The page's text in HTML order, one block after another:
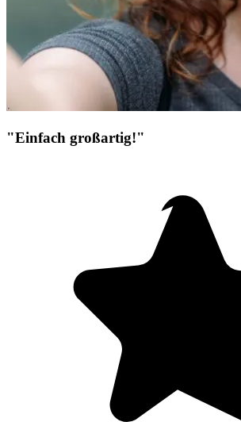
"Einfach großartig!"